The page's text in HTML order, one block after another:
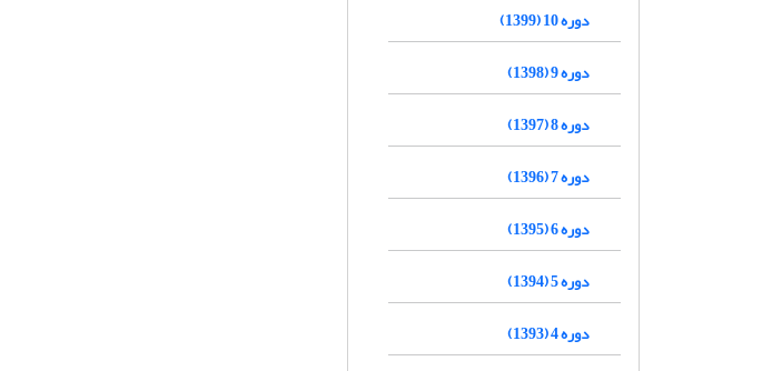
دوره 10 (1399)
دوره 9 (1398)
دوره 8 (1397)
دوره 7 (1396)
دوره 6 (1395)
دوره 5 (1394)
دوره 4 (1393)